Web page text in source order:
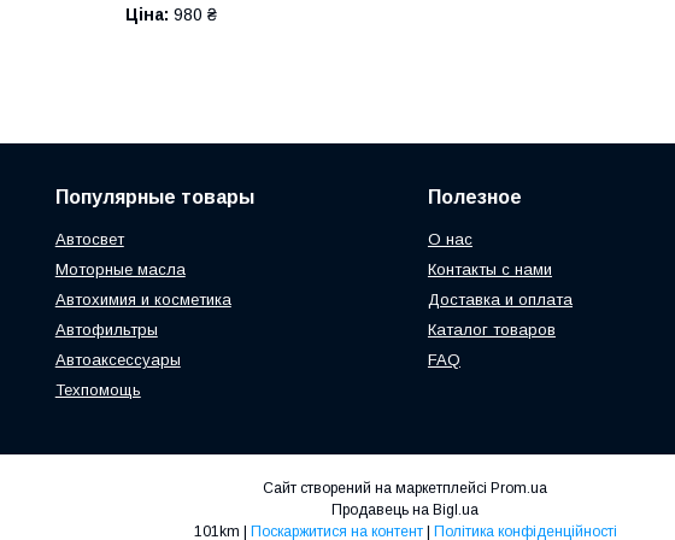
Ціна: 980 ₴
Популярные товары
Автосвет
Моторные масла
Автохимия и косметика
Автофильтры
Автоаксессуары
Техпомощь
Полезное
О нас
Контакты с нами
Доставка и оплата
Каталог товаров
FAQ
Сайт створений на маркетплейсі Prom.ua
Продавець на Bigl.ua
101km | Поскаржитися на контент | Політика конфіденційності